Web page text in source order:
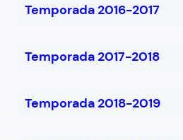
Temporada 2016-2017
Temporada 2017-2018
Temporada 2018-2019